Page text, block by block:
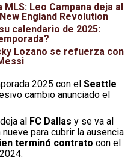
Leo Campana deja al
England Revolution
calendario de 2025:
Lozano se refuerza con
2025 con el Seattle
cambio anunciado el
al FC Dallas y se va al
para cubrir la ausencia
terminó contrato con el